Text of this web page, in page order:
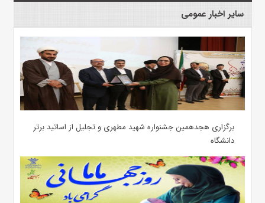
سایر اخبار عمومی
برگزاری هجدهمین جشنواره شهید مطهری و تجلیل از اساتید برتر
دانشگاه